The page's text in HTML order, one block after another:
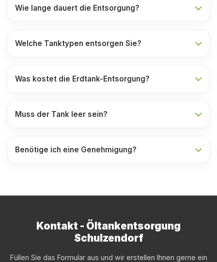
Wie lange dauert die Entsorgung?
Welche Tanktypen entsorgen Sie?
Was kostet die Erdtank-Entsorgung?
Muss der Tank leer sein?
Benötige ich eine Genehmigung?
Kontakt - Öltankentsorgung
Schulzendorf
Füllen Sie das Formular aus und wir erstellen Ihnen gerne ein